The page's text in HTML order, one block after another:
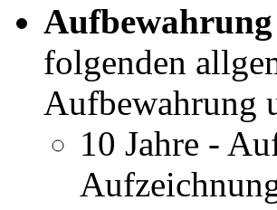
folgenden
Aufbewahrung
10 Jahre -